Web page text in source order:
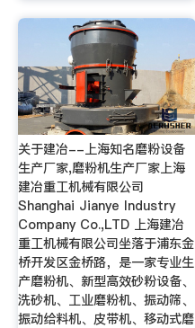
关于建冶--上海知名磨粉设备
生产厂家,磨粉机生产厂家上海
建冶重工机械有限公司
Shanghai Jianye Industry
Company Co.,LTD 上海建冶
重工机械有限公司坐落于浦东金
桥开发区金桥路，是一家专业生
产磨粉机、新型高效砂粉设备、
洗砂机、工业磨粉机、振动筛、
振动给料机、皮带机、移动式磨